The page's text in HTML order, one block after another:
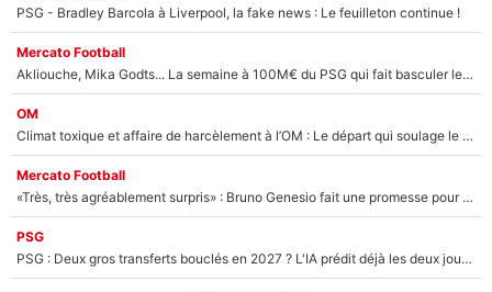
PSG - Bradley Barcola à Liverpool, la fake news : Le feuilleton continue !
Mercato Football
Akliouche, Mika Godts... La semaine à 100M€ du PSG qui fait basculer le mercato du PSG !
OM
Climat toxique et affaire de harcèlement à l’OM : Le départ qui soulage le vestiaire de Bruno Genesio
Mercato Football
«Très, très agréablement surpris» : Bruno Genesio fait une promesse pour la suite du mercato de l’OM et rassure les supporters
PSG
PSG : Deux gros transferts bouclés en 2027 ? L'IA prédit déjà les deux joueurs qui pourraient rejoindre Luis Enrique !